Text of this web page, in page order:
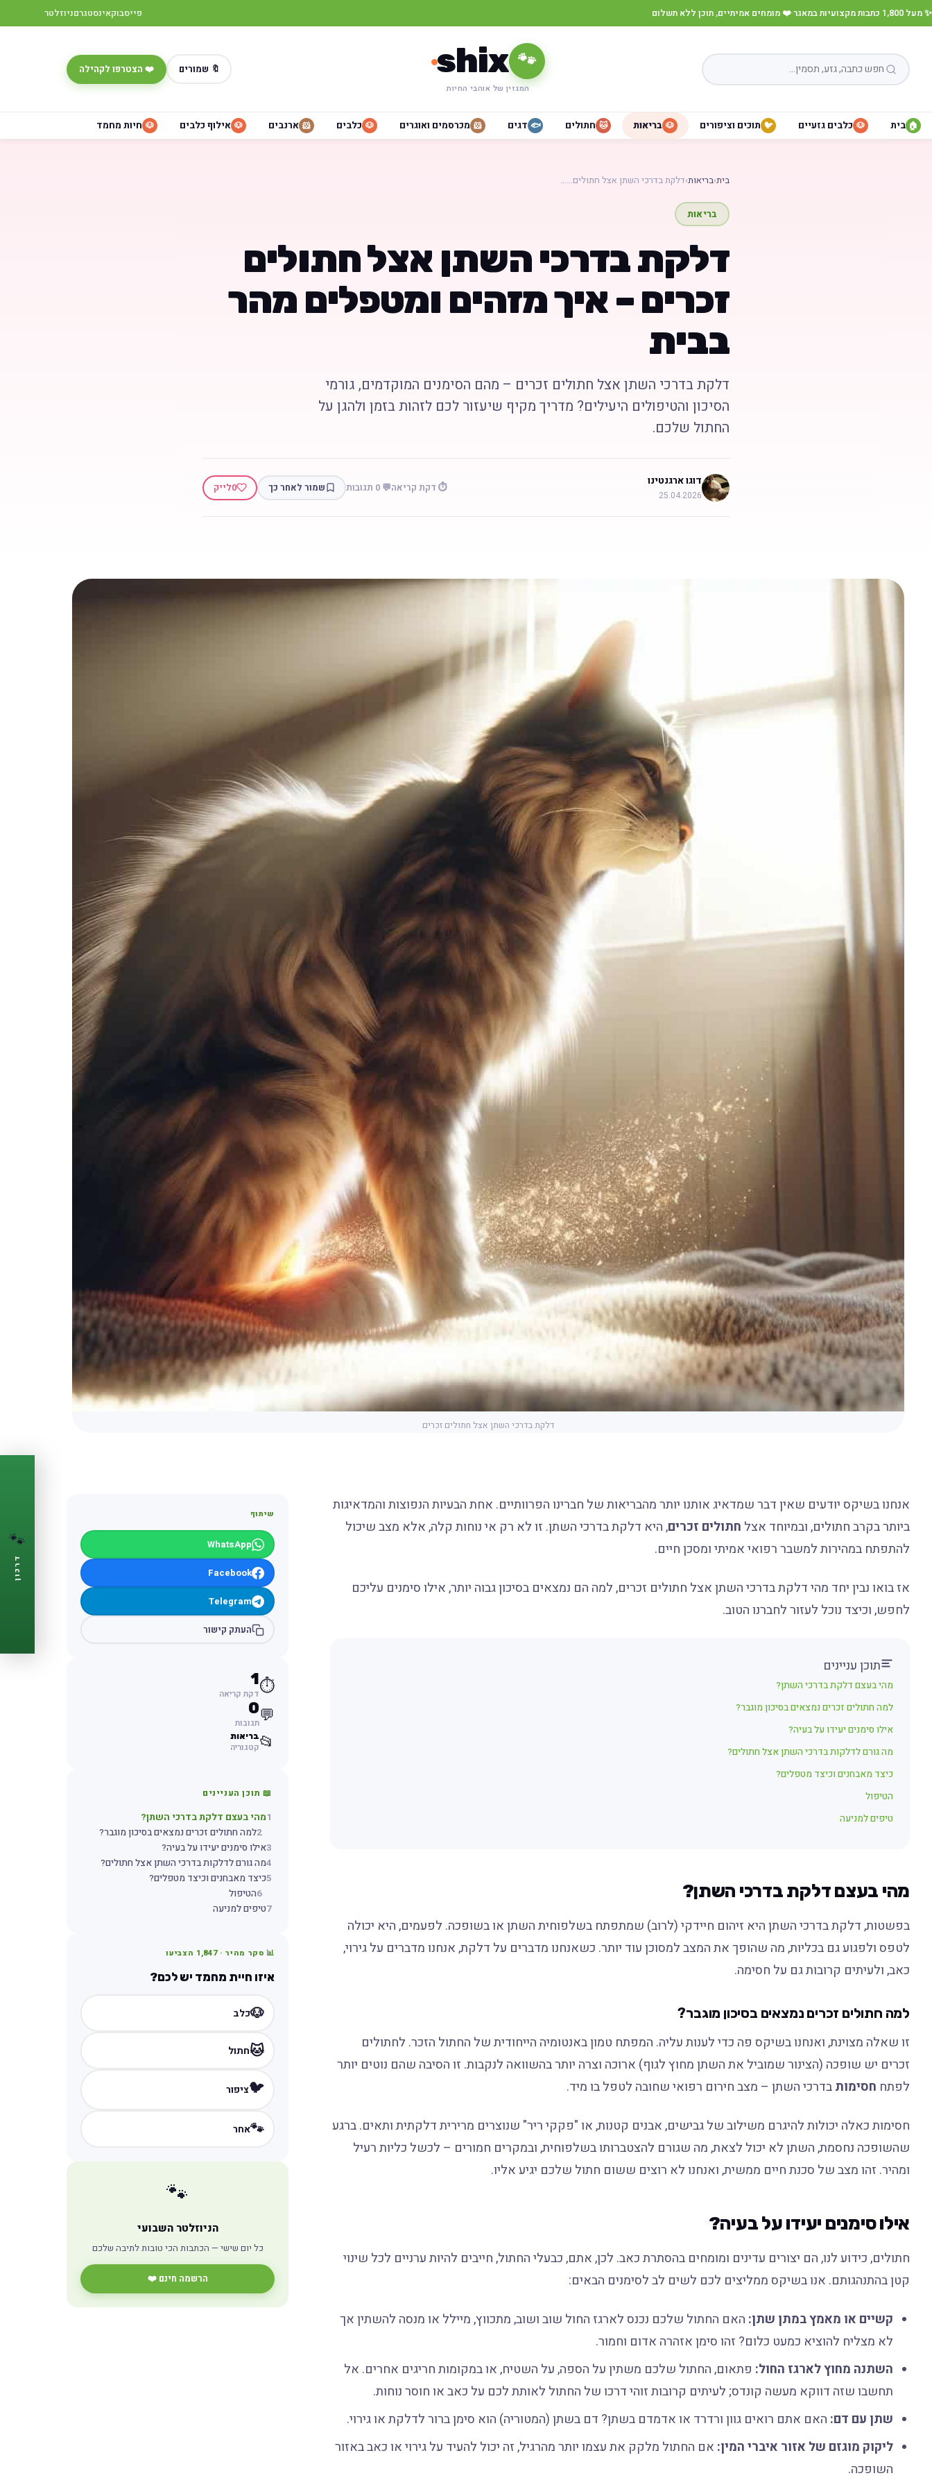
✨ מעל 1,800 כתבות מקצועיות במאגר ·❤️ מומחים אמיתיים, תוכן ללא תשלום פייסבוקאינסטגרםניוזלטר
🐾
shix
המגזין של אוהבי החיות
🔖 שמורים ❤️ הצטרפו לקהילה
🏠 בית 🐶 כלבים גזעיים 🐦 תוכים וציפורים 🐶 בריאות 🐱 חתולים 🐟 דגים 🐹 מכרסמים ואוגרים 🐶 כלבים 🐹 ארנבים 🐶 אילוף כלבים 🐶 חיות מחמד
בית›בריאות›דלקת בדרכי השתן אצל חתולים……
בריאות
דלקת בדרכי השתן אצל חתולים
זכרים – איך מזהים ומטפלים מהר
בבית
דלקת בדרכי השתן אצל חתולים זכרים – מהם הסימנים המוקדמים, גורמי
הסיכון והטיפולים היעילים? מדריך מקיף שיעזור לכם לזהות בזמן ולהגן על
החתול שלכם.
דוגו ארגנטינו
25.04.2026
⏱️ דקת קריאה💬 0 תגובות שמור לאחר כך 0לייק
דלקת בדרכי השתן אצל חתולים זכרים
אנחנו בשיקס יודעים שאין דבר שמדאיג אותנו יותר מהבריאות של חברינו הפרוותיים. אחת הבעיות הנפוצות והמדאיגות
ביותר בקרב חתולים, ובמיוחד אצל חתולים זכרים, היא דלקת בדרכי השתן. זו לא רק אי נוחות קלה, אלא מצב שיכול
להתפתח במהירות למשבר רפואי אמיתי ומסכן חיים.
אז בואו נבין יחד מהי דלקת בדרכי השתן אצל חתולים זכרים, למה הם נמצאים בסיכון גבוה יותר, אילו סימנים עליכם
לחפש, וכיצד נוכל לעזור לחברנו הטוב.
תוכן עניינים
מהי בעצם דלקת בדרכי השתן?
למה חתולים זכרים נמצאים בסיכון מוגבר?
אילו סימנים יעידו על בעיה?
מה גורם לדלקות בדרכי השתן אצל חתולים?
כיצד מאבחנים וכיצד מטפלים?
הטיפול
טיפים למניעה
מהי בעצם דלקת בדרכי השתן?
בפשטות, דלקת בדרכי השתן היא זיהום חיידקי (לרוב) שמתפתח בשלפוחית השתן או בשופכה. לפעמים, היא יכולה
לטפס ולפגוע גם בכליות, מה שהופך את המצב למסוכן עוד יותר. כשאנחנו מדברים על דלקת, אנחנו מדברים על גירוי,
כאב, ולעיתים קרובות גם על חסימה.
למה חתולים זכרים נמצאים בסיכון מוגבר?
זו שאלה מצוינת, ואנחנו בשיקס פה כדי לענות עליה. המפתח טמון באנטומיה הייחודית של החתול הזכר. לחתולים
זכרים יש שופכה (הצינור שמוביל את השתן מחוץ לגוף) ארוכה וצרה יותר בהשוואה לנקבות. זו הסיבה שהם נוטים יותר
לפתח חסימותבדרכי השתן – מצב חירום רפואי שחובה לטפל בו מיד.
חסימות כאלה יכולות להיגרם משילוב של גבישים, אבנים קטנות, או "פקקי ריר" שנוצרים מרירית דלקתית ותאים. ברגע
שהשופכה נחסמת, השתן לא יכול לצאת, מה שגורם להצטברותו בשלפוחית, ובמקרים חמורים – לכשל כליות רעיל
ומהיר. זהו מצב של סכנת חיים ממשית, ואנחנו לא רוצים ששום חתול שלכם יגיע אליו.
אילו סימנים יעידו על בעיה?
חתולים, כידוע לנו, הם יצורים עדינים ומומחים בהסתרת כאב. לכן, אתם, כבעלי החתול, חייבים להיות ערניים לכל שינוי
קטן בהתנהגותם. אנו בשיקס ממליצים לכם לשים לב לסימנים הבאים:
קשיים או מאמץ במתן שתן: האם החתול שלכם נכנס לארגז החול שוב ושוב, מתכווץ, מיילל או מנסה להשתין אך
לא מצליח להוציא כמעט כלום? זהו סימן אזהרה אדום וחמור.
השתנה מחוץ לארגז החול: פתאום, החתול שלכם משתין על הספה, על השטיח, או במקומות חריגים אחרים. אל
תחשבו שזה דווקא מעשה קונדס; לעיתים קרובות זוהי דרכו של החתול לאותת לכם על כאב או חוסר נוחות.
שתן עם דם: האם אתם רואים גוון ורדרד או אדמדם בשתן? דם בשתן (המטוריה) הוא סימן ברור לדלקת או גירוי.
ליקוק מוגזם של אזור איברי המין: אם החתול מלקק את עצמו יותר מהרגיל, זה יכול להעיד על גירוי או כאב באזור
השופכה.
שיתוף
WhatsApp
Facebook
Telegram
העתק קישור
⏱️
1
דקת קריאה
💬
0
תגובות
📂בריאות
קטגוריה
📖 תוכן העניינים
1מהי בעצם דלקת בדרכי השתן?
2למה חתולים זכרים נמצאים בסיכון מוגבר?
3אילו סימנים יעידו על בעיה?
4מה גורם לדלקות בדרכי השתן אצל חתולים?
5כיצד מאבחנים וכיצד מטפלים?
6הטיפול
7טיפים למניעה
📊 סקר מהיר ·1,847 הצביעו
איזו חיית מחמד יש לכם?
🐶כלב
🐱חתול
🐦ציפור
🐾אחר
🐾
הניוזלטר השבועי
כל יום שישי — הכתבות הכי טובות לתיבה שלכם
הרשמה חינם ❤️
🐾
דרכון
📋